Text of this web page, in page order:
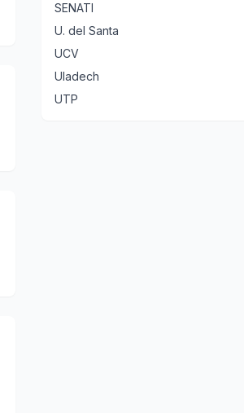
SENATI
U. del Santa
UCV
Uladech
UTP